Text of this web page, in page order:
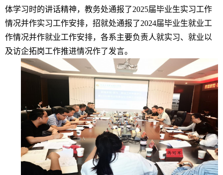
体学习时的讲话精神，教务处通报了2025届毕业生实习工作
情况并作实习工作安排，招就处通报了2024届毕业生就业工
作情况并作就业工作安排，各系主要负责人就实习、就业以
及访企拓岗工作推进情况作了发言。